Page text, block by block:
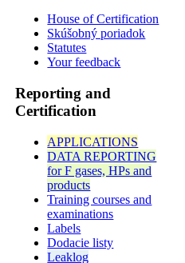
House of Certification
Skúšobný poriadok
Statutes
Your feedback
Reporting and
Certification
APPLICATIONS
DATA REPORTING
for F gases, HPs and
products
Training courses and
examinations
Labels
Dodacie listy
Leaklog